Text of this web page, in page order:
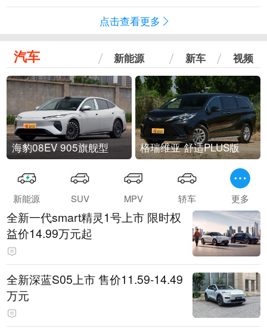
点击查看更多
汽车 新能源 新车 视频
海豹08EV 905旗舰型 格瑞维亚 舒适PLUS版
新能源 SUV MPV 轿车 更多
全新一代smart精灵1号上市 限时权
益价14.99万元起
全新深蓝S05上市 售价11.59-14.49
万元